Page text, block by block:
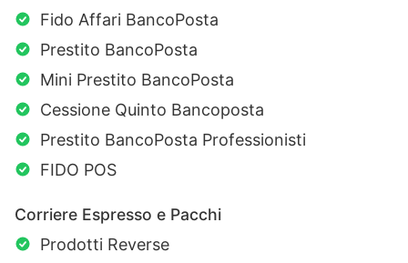
Fido Affari BancoPosta
Prestito BancoPosta
Mini Prestito BancoPosta
Cessione Quinto Bancoposta
Prestito BancoPosta Professionisti
FIDO POS
Corriere Espresso e Pacchi
Prodotti Reverse